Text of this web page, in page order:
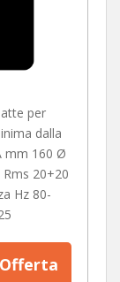
per
dalla
mm 160 Ø
20+20
Hz 80-